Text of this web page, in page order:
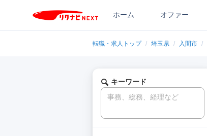
ホーム オファー
転職・求人トップ / 埼玉県 / 入間市 /
キーワード